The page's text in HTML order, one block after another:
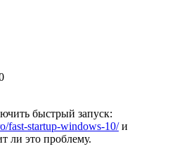
быстрый запуск:
fast-startup-windows-10/и
ли это проблему.